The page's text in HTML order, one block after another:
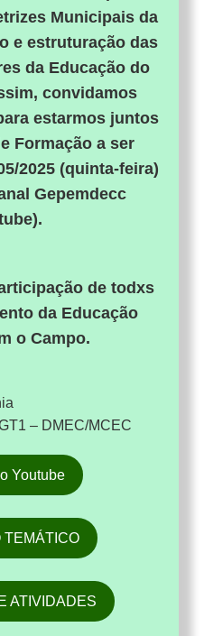
Municipais da
e estruturação das
da Educação do
convidamos
estarmos juntos
Formação a ser
2025 (quinta-feira)
Gepemdecc
de todxs
da Educação
o Campo.
– DMEC/MCEC
Youtube
ATIVIDADES